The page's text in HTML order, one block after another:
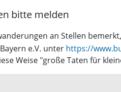
bitte melden
an Stellen
e.V. unter https://
Weise "große Taten für